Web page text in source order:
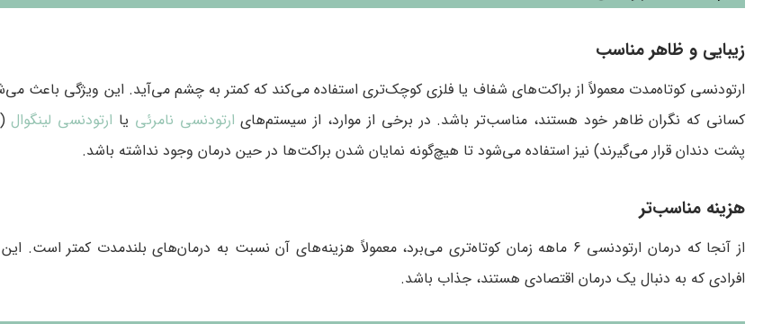
زیبایی و ظاهر مناسب
ارتودنسی کوتاه‌مدت معمولاً از براکت‌های شفاف یا فلزی کوچک‌تری استفاده می‌کند که کمتر به چشم می‌آید. این ویژگی باعث
کسانی که نگران ظاهر خود هستند، مناسب‌تر باشد. در برخی از موارد، از سیستم‌های ارتودنسی نامرئی یا ارتودنسی لینگوال
پشت دندان قرار می‌گیرند) نیز استفاده می‌شود تا هیچ‌گونه نمایان شدن براکت‌ها در حین درمان وجود نداشته باشد.
هزینه مناسب‌تر
از آنجا که درمان ارتودنسی 6 ماهه زمان کوتاه‌تری می‌برد، معمولاً هزینه‌های آن نسبت به درمان‌های بلندمدت کمتر
افرادی که به دنبال یک درمان اقتصادی هستند، جذاب باشد.